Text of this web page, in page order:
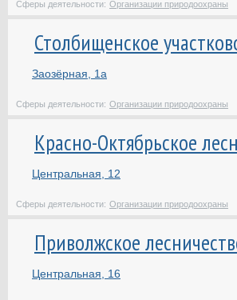
Сферы деятельности: Организации природоохраны
Столбищенское
Заозёрная, 1а
Сферы деятельности: Организации природоохраны
Красно-Октябрьское
Центральная, 12
Сферы деятельности: Организации природоохраны
Приволжское
Центральная, 16